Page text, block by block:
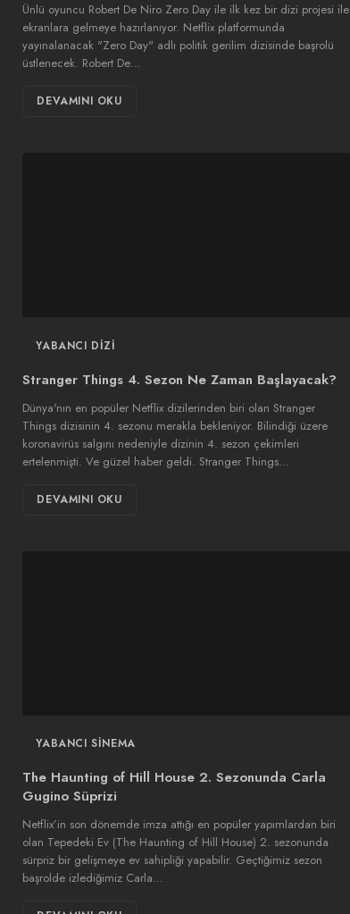
Ünlü oyuncu Robert De Niro Zero Day ile ilk kez bir dizi projesi ile
ekranlara gelmeye hazırlanıyor. Netflix platformunda
yayınalanacak "Zero Day" adlı politik gerilim dizisinde başrolü
üstlenecek. Robert De…
DEVAMINI OKU
YABANCI DIZI
Stranger Things 4. Sezon Ne Zaman Başlayacak?
Dünya'nın en popüler Netflix dizilerinden biri olan Stranger
Things dizisinin 4. sezonu merakla bekleniyor. Bilindiği üzere
koronavirüs salgını nedeniyle dizinin 4. sezon çekimleri
ertelenmişti. Ve güzel haber geldi. Stranger Things…
DEVAMINI OKU
YABANCI SINEMA
The Haunting of Hill House 2. Sezonunda Carla
Gugino Süprizi
Netflix’in son dönemde imza attığı en popüler yapımlardan biri
olan Tepedeki Ev (The Haunting of Hill House) 2. sezonunda
sürpriz bir gelişmeye ev sahipliği yapabilir. Geçtiğimiz sezon
başrolde izlediğimiz Carla…